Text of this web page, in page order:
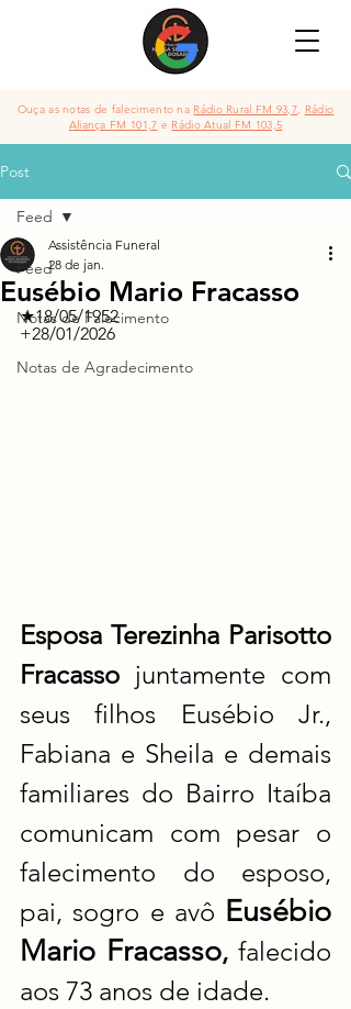
Ouça as notas de falecimento na Rádio Rural FM 93,7, Rádio
Aliança FM 101,7 e Rádio Atual FM 103,5
Post
Feed
Notas de Falecimento
Notas de Agradecimento
Feed
Eusébio Mario Fracasso
Assistência Funeral
28 de jan.
★18/05/1952
+28/01/2026
Esposa Terezinha Parisotto
Fracasso juntamente com
seus filhos Eusébio Jr.,
Fabiana e Sheila e demais
familiares do Bairro Itaíba
comunicam com pesar o
falecimento do esposo,
pai, sogro e avô Eusébio
Mario Fracasso, falecido
aos 73 anos de idade.